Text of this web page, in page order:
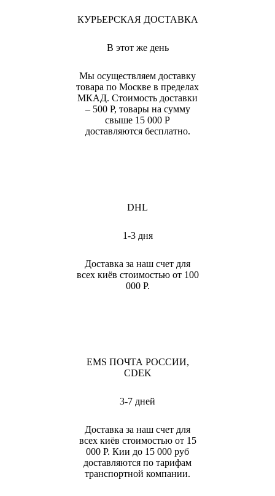
КУРЬЕРСКАЯ ДОСТАВКА
В этот же день
Мы осуществляем доставку
товара по Москве в пределах
МКАД. Стоимость доставки
– 500 Р, товары на сумму
свыше 15 000 Р
доставляются бесплатно.
DHL
1-3 дня
Доставка за наш счет для
всех киёв стоимостью от 100
000 Р.
EMS ПОЧТА РОССИИ,
CDEK
3-7 дней
Доставка за наш счет для
всех киёв стоимостью от 15
000 Р. Кии до 15 000 руб
доставляются по тарифам
транспортной компании.